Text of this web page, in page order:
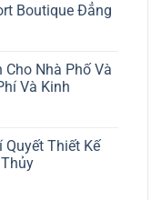
Boutique Đẳng
Nhà Phố Và
Và Kinh
Thiết Kế